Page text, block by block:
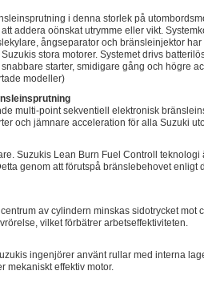
i denna storlek på
addera oönskat utrymme eller vikt.
ångseparator och bränsleinjektor
stora motorer. Systemet drivs
starter, smidigare gång och högre
modeller)
multi-point sekventiell elektronisk
och jämnare acceleration för alla Suzuki
Suzukis Lean Burn Fuel Controll
genom att förutspå bränslebehovet enligt
av cylindern minskas sidotrycket
vilket förbätrer arbetseffektiviteten.
ingenjörer använt rullar med interna
mekaniskt effektiv motor.